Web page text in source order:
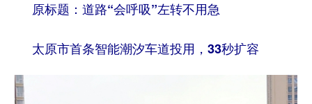
台湾 思客智库 全球连线
原标题：道路“会呼吸”左转不用急
太原市首条智能潮汐车道投用，33秒扩容